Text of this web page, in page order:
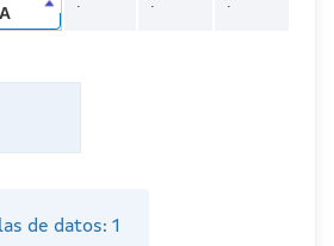
de datos: 1